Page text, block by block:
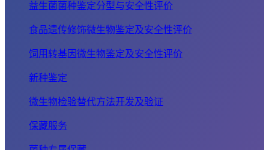
益生菌菌种鉴定分型与安全性评价
食品遗传修饰微生物鉴定及安全性评价
饲用转基因微生物鉴定及安全性评价
新种鉴定
微生物检验替代方法开发及验证
保藏服务